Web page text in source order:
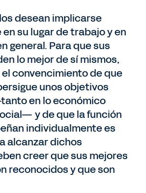
desean implicarse
su lugar de trabajo y en
general. Para que sus
lo mejor de sí mismos,
convencimiento de que
unos objetivos
en lo económico
y de que la función
individualmente es
alcanzar dichos
creer que sus mejores
reconocidos y que son